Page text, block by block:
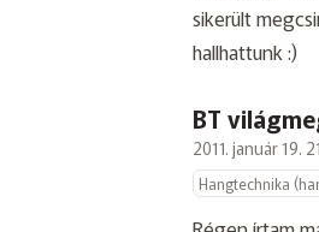
sikerült
hallhattunk :)
BT
2011. január 19.
Hangtechnika